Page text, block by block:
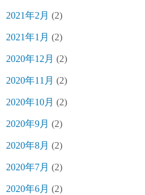
2021年2月 (2)
2021年1月 (2)
2020年12月 (2)
2020年11月 (2)
2020年10月 (2)
2020年9月 (2)
2020年8月 (2)
2020年7月 (2)
2020年6月 (2)